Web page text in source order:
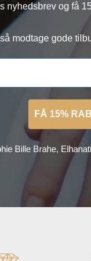
nyhedsbrev og få
modtage gode
FÅ 15%
Bille Brahe,